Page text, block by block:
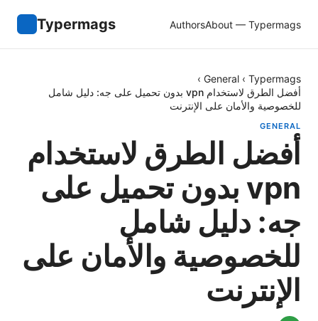
Typermags AuthorsAbout — Typermags
Typermags
›
General
›
أفضل الطرق لاستخدام vpn بدون تحميل على جه: دليل شامل
للخصوصية والأمان على الإنترنت
GENERAL
أفضل الطرق لاستخدام
vpn بدون تحميل على
جه: دليل شامل
للخصوصية والأمان على
الإنترنت